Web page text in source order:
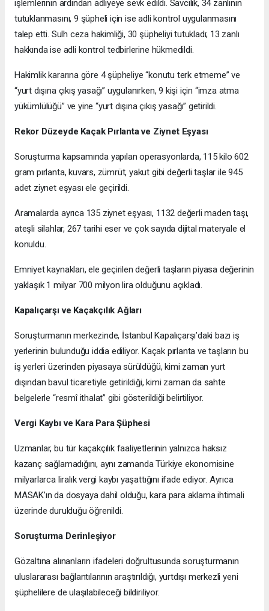
işlemlerinin ardından adliyeye sevk edildi. Savcılık, 34 zanlının
tutuklanmasını, 9 şüpheli için ise adli kontrol uygulanmasını
talep etti. Sulh ceza hakimliği, 30 şüpheliyi tutukladı; 13 zanlı
hakkında ise adli kontrol tedbirlerine hükmedildi.
Hakimlik kararına göre 4 şüpheliye “konutu terk etmeme” ve
“yurt dışına çıkış yasağı” uygulanırken, 9 kişi için “imza atma
yükümlülüğü” ve yine “yurt dışına çıkış yasağı” getirildi.
Rekor Düzeyde Kaçak Pırlanta ve Ziynet Eşyası
Soruşturma kapsamında yapılan operasyonlarda, 115 kilo 602
gram pırlanta, kuvars, zümrüt, yakut gibi değerli taşlar ile 945
adet ziynet eşyası ele geçirildi.
Aramalarda ayrıca 135 ziynet eşyası, 1132 değerli maden taşı,
ateşli silahlar, 267 tarihi eser ve çok sayıda dijital materyale el
konuldu.
Emniyet kaynakları, ele geçirilen değerli taşların piyasa değerinin
yaklaşık 1 milyar 700 milyon lira olduğunu açıkladı.
Kapalıçarşı ve Kaçakçılık Ağları
Soruşturmanın merkezinde, İstanbul Kapalıçarşı’daki bazı iş
yerlerinin bulunduğu iddia ediliyor. Kaçak pırlanta ve taşların bu
iş yerleri üzerinden piyasaya sürüldüğü, kimi zaman yurt
dışından bavul ticaretiyle getirildiği, kimi zaman da sahte
belgelerle “resmî ithalat” gibi gösterildiği belirtiliyor.
Vergi Kaybı ve Kara Para Şüphesi
Uzmanlar, bu tür kaçakçılık faaliyetlerinin yalnızca haksız
kazanç sağlamadığını, aynı zamanda Türkiye ekonomisine
milyarlarca liralık vergi kaybı yaşattığını ifade ediyor. Ayrıca
MASAK’ın da dosyaya dahil olduğu, kara para aklama ihtimali
üzerinde durulduğu öğrenildi.
Soruşturma Derinleşiyor
Gözaltına alınanların ifadeleri doğrultusunda soruşturmanın
uluslararası bağlantılarının araştırıldığı, yurtdışı merkezli yeni
şüphelilere de ulaşılabileceği bildiriliyor.